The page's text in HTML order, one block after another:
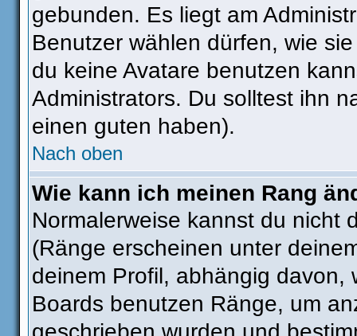
gebunden. Es liegt am
Benutzer wählen dürfen, wie
du keine Avatare benutzen
Administrators. Du solltest ihn
einen guten haben).
Nach oben
Wie kann ich meinen Rang
Normalerweise kannst du nicht
(Ränge erscheinen unter
deinem Profil, abhängig
Boards benutzen Ränge, um